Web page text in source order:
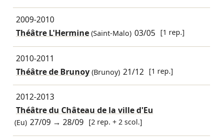
2009-2010
Théâtre L'Hermine(Saint-Malo) 03/05 [1 rep.]
2010-2011
Théâtre de Brunoy(Brunoy) 21/12 [1 rep.]
2012-2013
Théâtre du Château de la ville d'Eu
(Eu) 27/09 →28/09 [2 rep. + 2 scol.]